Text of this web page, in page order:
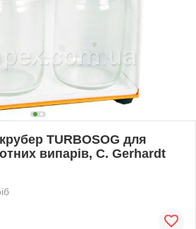
TURBOSOG для
випарів, C. Gerhardt